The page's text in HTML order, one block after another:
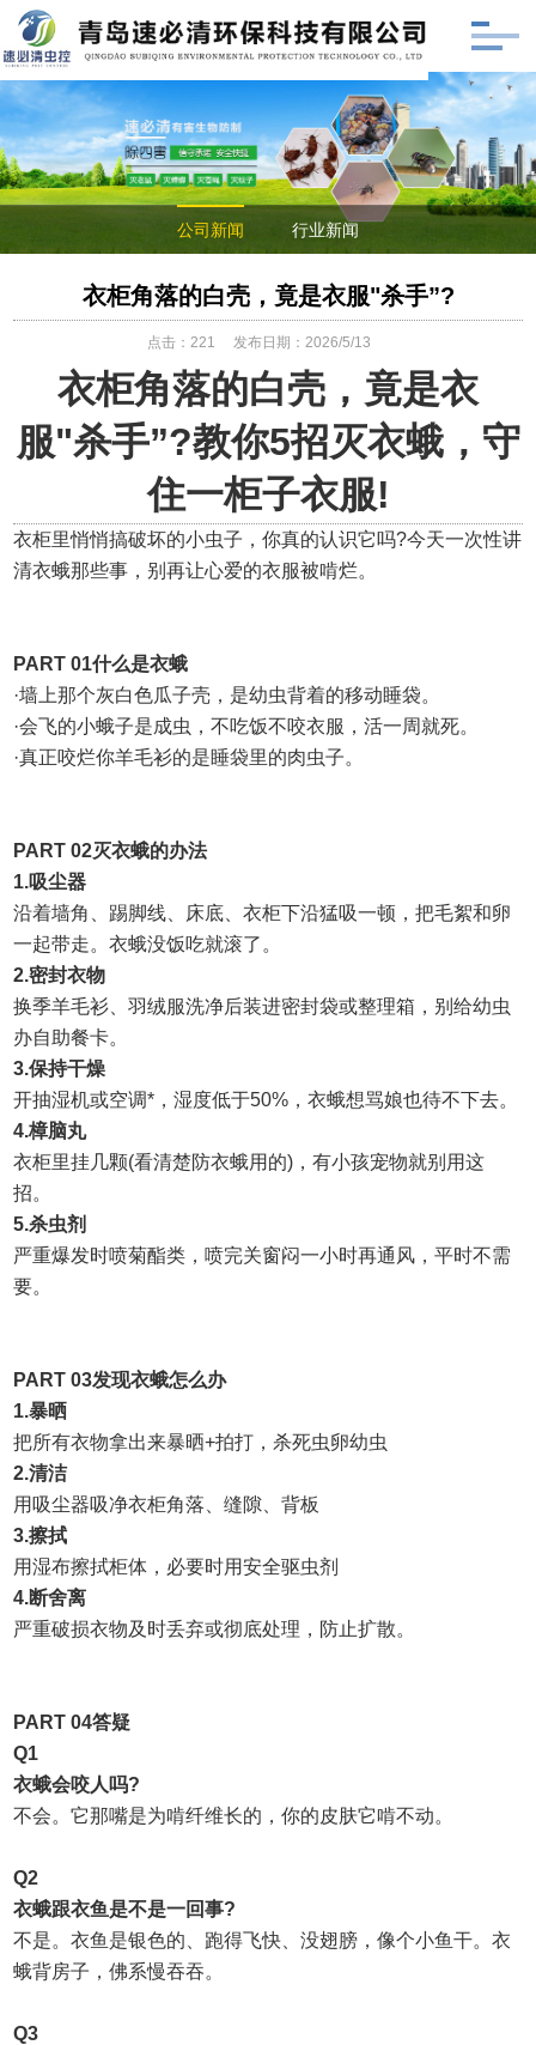
公司新闻 行业新闻
衣柜角落的白壳，竟是衣服"杀手”?
点击： 221 发布日期：2026/5/13
衣柜角落的白壳，竟是衣
服"杀手”?教你5招灭衣蛾，守
住一柜子衣服!
衣柜里悄悄搞破坏的小虫子，你真的认识它吗?今天一次性讲
清衣蛾那些事，别再让心爱的衣服被啃烂。
PART 01什么是衣蛾
·墙上那个灰白色瓜子壳，是幼虫背着的移动睡袋。
·会飞的小蛾子是成虫，不吃饭不咬衣服，活一周就死。
·真正咬烂你羊毛衫的是睡袋里的肉虫子。
PART 02灭衣蛾的办法
1.吸尘器
沿着墙角、踢脚线、床底、衣柜下沿猛吸一顿，把毛絮和卵
一起带走。衣蛾没饭吃就滚了。
2.密封衣物
换季羊毛衫、羽绒服洗净后装进密封袋或整理箱，别给幼虫
办自助餐卡。
3.保持干燥
开抽湿机或空调*，湿度低于50% ，衣蛾想骂娘也待不下去。
4.樟脑丸
衣柜里挂几颗(看清楚防衣蛾用的) ，有小孩宠物就别用这
招。
5.杀虫剂
严重爆发时喷菊酯类，喷完关窗闷一小时再通风，平时不需
要。
PART 03发现衣蛾怎么办
1.暴晒
把所有衣物拿出来暴晒+拍打，杀死虫卵幼虫
2.清洁
用吸尘器吸净衣柜角落、缝隙、背板
3.擦拭
用湿布擦拭柜体，必要时用安全驱虫剂
4.断舍离
严重破损衣物及时丢弃或彻底处理，防止扩散。
PART 04答疑
Q1
衣蛾会咬人吗?
不会。它那嘴是为啃纤维长的，你的皮肤它啃不动。
Q2
衣蛾跟衣鱼是不是一回事?
不是。衣鱼是银色的、跑得飞快、没翅膀，像个小鱼干。衣
蛾背房子，佛系慢吞吞。
Q3